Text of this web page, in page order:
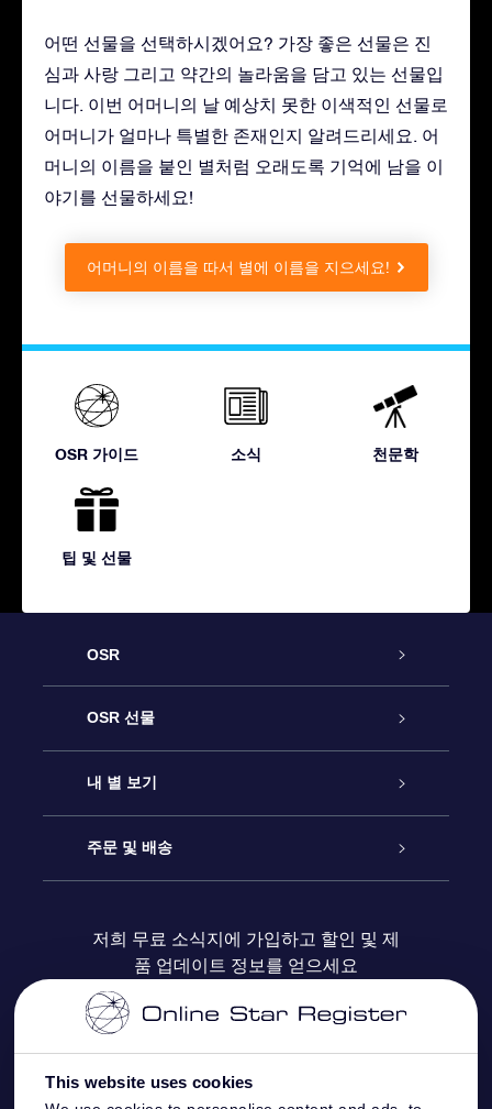
This website uses cookies
어떤 선물을 선택하시겠어요? 가장 좋은 선물은 진
심과 사랑 그리고 약간의 놀라움을 담고 있는 선물입
니다. 이번 어머니의 날 예상치 못한 이색적인 선물로
어머니가 얼마나 특별한 존재인지 알려드리세요. 어
머니의 이름을 붙인 별처럼 오래도록 기억에 남을 이
야기를 선물하세요!
어머니의 이름을 따서 별에 이름을 지으세요!
OSR 가이드 소식 천문학
팁 및 선물
OSR
고객 서비스
연락처
블로그
OSR 선물
온라인 별 선물
OSR 선물 팩
OSR 상품권
기업 선물
내 별 보기
Star Register
맞춤 별 페이지
One Million Stars
주문 및 배송
결제 정보
배송 정보
환불 정책
저희 무료 소식지에 가입하고 할인 및 제
품 업데이트 정보를 얻으세요